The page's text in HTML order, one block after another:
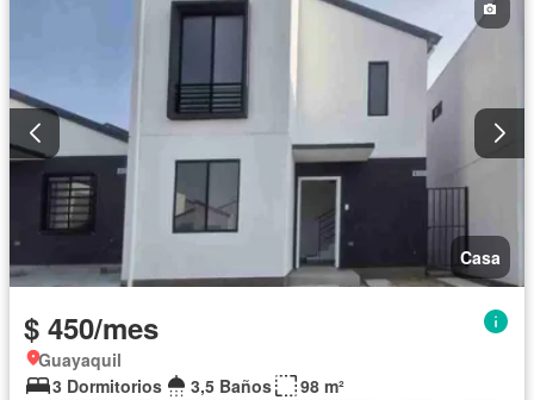
Casa
$ 450/mes
Guayaquil
3 Dormitorios
3,5 Baños
98 m²